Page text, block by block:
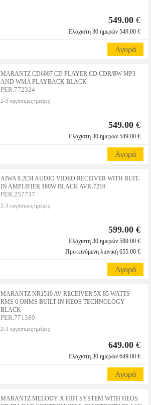
549.00 €
Ελάχιστη 30 ημερών 549.00 €
Αγορά
MARANTZ CD6007 CD PLAYER CD CDR/RW MP3
AND WMA PLAYBACK BLACK
PER.772324
2-3 εργάσιμες ημέρες
549.00 €
Ελάχιστη 30 ημερών 549.00 €
Αγορά
AIWA 8.2CH AUDIO VIDEO RECEIVER WITH BUIT-
IN AMPLIFIER 180W BLACK AVR-7210
PER.257737
2-3 εργάσιμες ημέρες
599.00 €
Ελάχιστη 30 ημερών 599.00 €
Προτεινόμενη λιανική 655.00 €
Αγορά
MARANTZ NR1510 AV RECEIVER 5X 85 WATTS
RMS 6 OHMS BUILT IN HEOS TECHNOLOGY
BLACK
PER.771389
2-3 εργάσιμες ημέρες
649.00 €
Ελάχιστη 30 ημερών 649.00 €
Αγορά
MARANTZ MELODY X HIFI SYSTEM WITH HEOS